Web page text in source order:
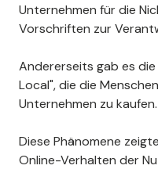
Unternehmen für die
Vorschriften zur
Andererseits gab es
Local", die die
Unternehmen zu kaufen.
Diese Phänomene
Online-Verhalten der